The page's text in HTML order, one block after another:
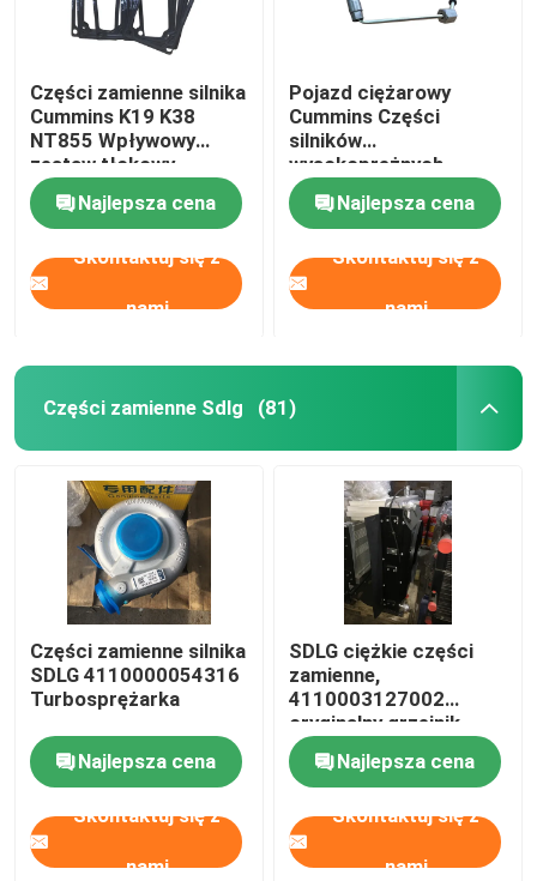
Części zamienne silnika
Cummins K19 K38
NT855 Wpływowy
zestaw tłokowy
3637396
Najlepsza cena
Skontaktuj się z
nami
Pojazd ciężarowy
Cummins Części
silników
wysokoprężnych
Rurociąg paliwowy
oryginalny 3696203
Najlepsza cena
Skontaktuj się z
nami
Części zamienne Sdlg (81)
Części zamienne silnika
SDLG 4110000054316
Turbosprężarka
Najlepsza cena
Skontaktuj się z
nami
SDLG ciężkie części
zamienne,
4110003127002
oryginalny grzejnik
Assy
Najlepsza cena
Skontaktuj się z
nami